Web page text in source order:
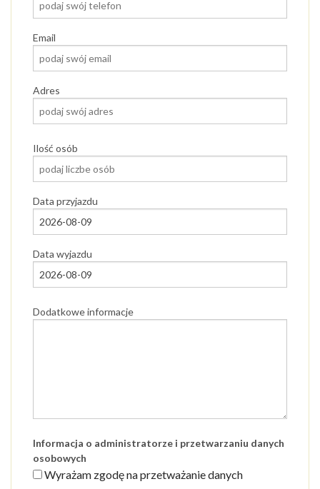
Email
Adres
Ilość osób
Data przyjazdu
Data wyjazdu
Dodatkowe informacje
Informacja o administratorze i przetwarzaniu danych
osobowych
Wyrażam zgodę na przetważanie danych